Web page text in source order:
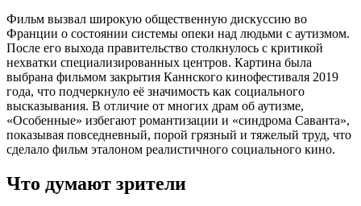
Фильм вызвал широкую общественную дискуссию во
Франции о состоянии системы опеки над людьми с аутизмом.
После его выхода правительство столкнулось с критикой
нехватки специализированных центров. Картина была
выбрана фильмом закрытия Каннского кинофестиваля 2019
года, что подчеркнуло её значимость как социального
высказывания. В отличие от многих драм об аутизме,
«Особенные» избегают романтизации и «синдрома Саванта»,
показывая повседневный, порой грязный и тяжелый труд, что
сделало фильм эталоном реалистичного социального кино.
Что думают зрители